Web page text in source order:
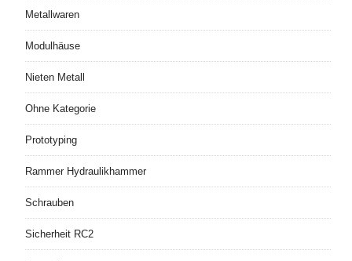
Metallwaren
Modulhäuse
Nieten Metall
Ohne Kategorie
Prototyping
Rammer Hydraulikhammer
Schrauben
Sicherheit RC2